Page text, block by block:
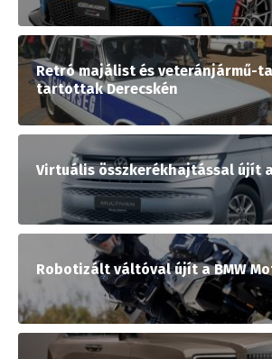
Retró majálist és veteránjármű-
tartottak Derecskén
Virtuális összkerékhajtással újít
Robotizált váltóval újít a BMW